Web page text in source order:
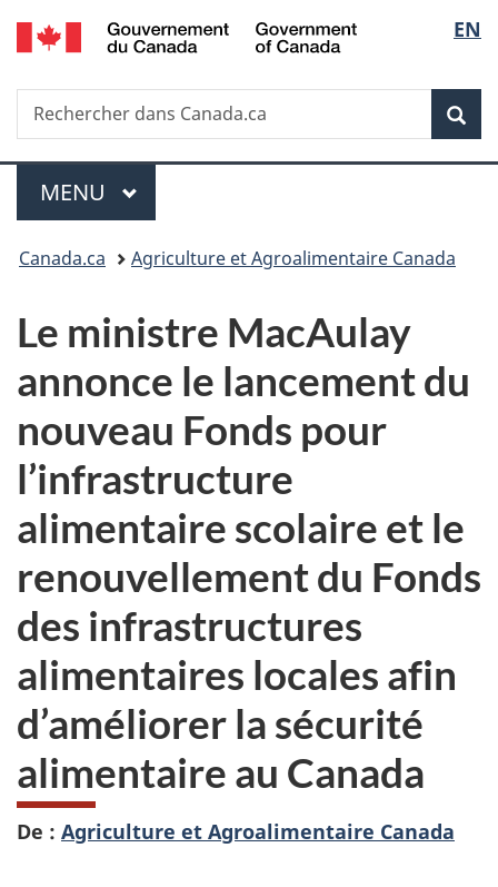
Passer
au
principal
Passer
à
Au
du
Passer
à
version
simplifiée
de
la
EN
Recherche
Rechercher
dans
Menu
MENU PRINCIPAL
Vous
ici :
Canada.ca Agriculture et Agroalimentaire Canada
Le ministre MacAulay
annonce le lancement du
nouveau Fonds pour
l’infrastructure
alimentaire scolaire et le
renouvellement du Fonds
des infrastructures
alimentaires locales afin
d’améliorer la sécurité
alimentaire au Canada
De : Agriculture et Agroalimentaire Canada